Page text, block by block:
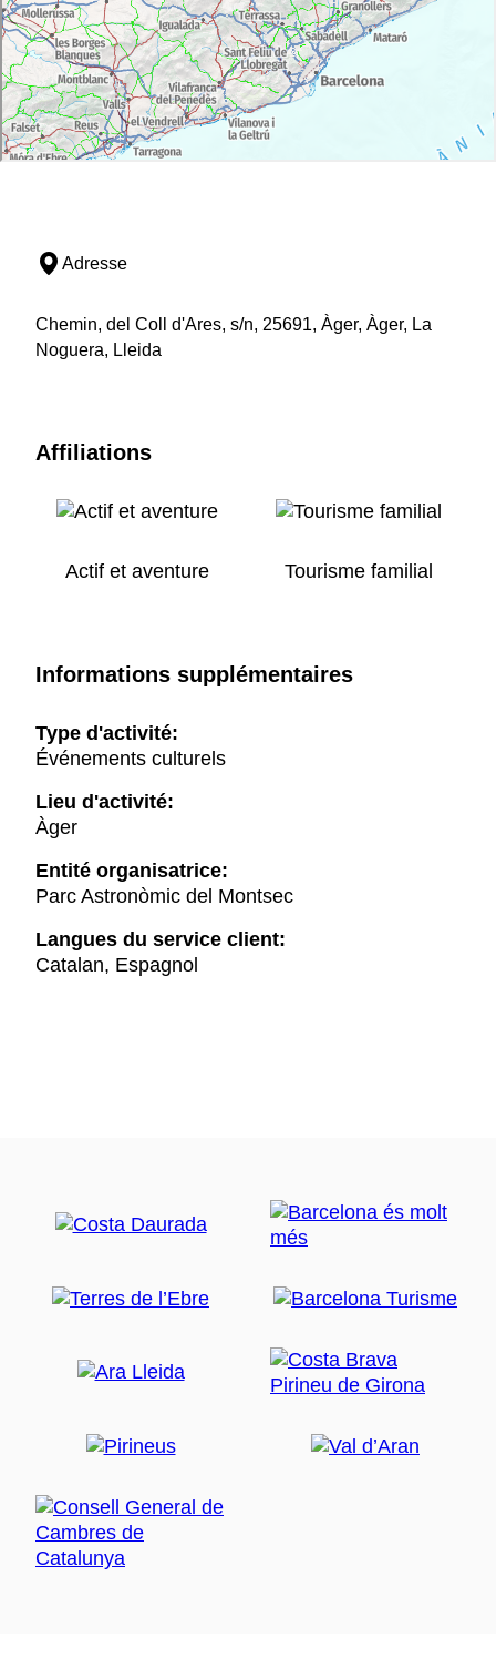
Adresse
Chemin, del Coll d'Ares, s/n, 25691, Àger, Àger, La
Noguera, Lleida
Affiliations
Actif et aventure Tourisme familial
Informations supplémentaires
Type d'activité:
Événements culturels
Lieu d'activité:
Àger
Entité organisatrice:
Parc Astronòmic del Montsec
Langues du service client:
Catalan, Espagnol